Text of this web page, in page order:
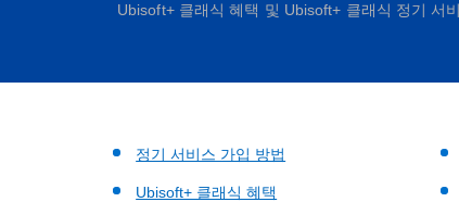
Ubisoft+ 클래식 혜택 및 Ubisoft+ 클래식 정기 서
정기 서비스 가입 방법
Ubisoft+ 클래식 혜택